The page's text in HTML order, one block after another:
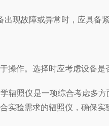
现故障或异常时，应具备
作。选择时应考虑设备是
照仪是一项综合考虑多方
实验需求的辐照仪，确保